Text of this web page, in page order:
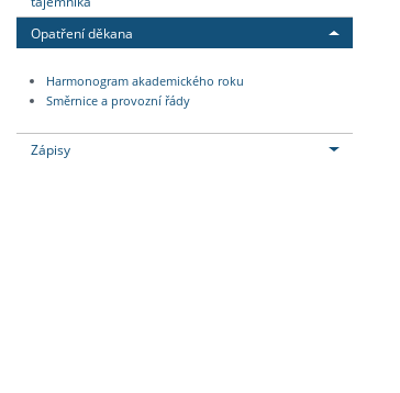
Opatření děkana
Harmonogram akademického roku
Směrnice a provozní řády
Zápisy